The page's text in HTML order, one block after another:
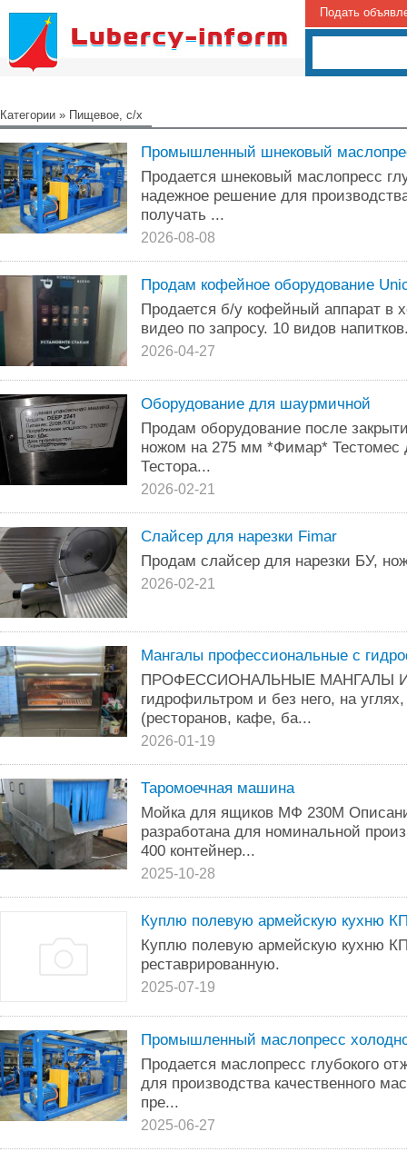
Подать
Категории » Пищевое, с/х
Промышленный шнековый
Продается шнековый маслопресс
надежное решение для
получать ...
2026-08-08
Продам кофейное оборудование
Продается б/у кофейный аппарат в
видео по запросу. 10 видов
2026-04-27
Оборудование для шаурмичной
Продам оборудование после
ножом на 275 мм *Фимар* Тестомес
Тестора...
2026-02-21
Слайсер для нарезки Fimar
Продам слайсер для нарезки БУ,
2026-02-21
Мангалы профессиональные с
ПРОФЕССИОНАЛЬНЫЕ МАНГАЛЫ
гидрофильтром и без него, на
(ресторанов, кафе, ба...
2026-01-19
Таромоечная машина
Мойка для ящиков MФ 230M
разработана для номинальной
400 контейнер...
2025-10-28
Куплю полевую армейскую кухню
Куплю полевую армейскую кухню
реставрированную.
2025-07-19
Промышленный маслопресс
Продается маслопресс глубокого
для производства качественного
пре...
2025-06-27